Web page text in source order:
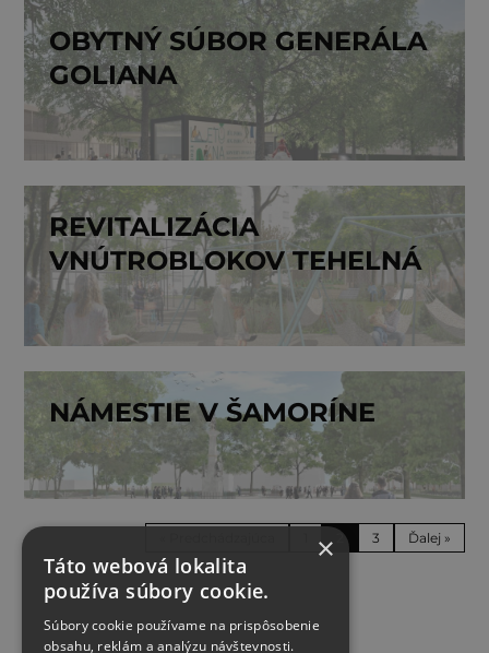
OBYTNÝ SÚBOR GENERÁLA
GOLIANA
REVITALIZÁCIA
VNÚTROBLOKOV TEHELNÁ
NÁMESTIE V ŠAMORÍNE
2 3 Ďalej »
×
Táto webová lokalita
používa súbory cookie.
Súbory cookie používame na prispôsobenie
obsahu, reklám a analýzu návštevnosti.